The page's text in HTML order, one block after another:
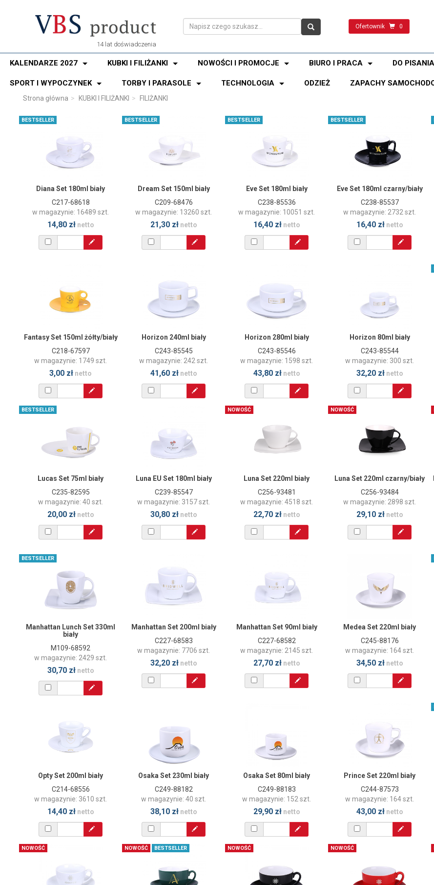
14 lat doświadczenia
Ofertownik 0
KALENDARZE 2027 KUBKI I FILIŻANKI NOWOŚCI I PROMOCJE BIURO I PRACA DO PISANIA
SPORT I WYPOCZYNEK TORBY I PARASOLE TECHNOLOGIA ODZIEŻ ZAPACHY
Strona główna KUBKI I FILIŻANKI FILIŻANKI
BESTSELLER
Diana Set 180ml biały
C217-68618
w magazynie: 16489 szt.
14,80 złnetto
BESTSELLER
Dream Set 150ml biały
C209-68476
w magazynie: 13260 szt.
21,30 złnetto
BESTSELLER
Eve Set 180ml biały
C238-85536
w magazynie: 10051 szt.
16,40 złnetto
BESTSELLER
Eve Set 180ml czarny/biały
C238-85537
w magazynie: 2732 szt.
16,40 złnetto
Fantasy Set 150ml żółty/biały
C218-67597
w magazynie: 1749 szt.
3,00 zł netto
Horizon 240ml biały
C243-85545
w magazynie: 242 szt.
41,60 złnetto
Horizon 280ml biały
C243-85546
w magazynie: 1598 szt.
43,80 złnetto
Horizon 80ml biały
C243-85544
w magazynie: 300 szt.
32,20 złnetto
BESTSELLER
Lucas Set 75ml biały
C235-82595
w magazynie: 40 szt.
20,00 złnetto
Luna EU Set 180ml biały
C239-85547
w magazynie: 3157 szt.
30,80 złnetto
NOWOŚĆ
Luna Set 220ml biały
C256-93481
w magazynie: 4518 szt.
22,70 złnetto
NOWOŚĆ
Luna Set 220ml czarny/biały
C256-93484
w magazynie: 2898 szt.
29,10 złnetto
BESTSELLER
Manhattan Lunch Set 330ml
biały
M109-68592
w magazynie: 2429 szt.
30,70 złnetto
Manhattan Set 200ml biały
C227-68583
w magazynie: 7706 szt.
32,20 złnetto
Manhattan Set 90ml biały
C227-68582
w magazynie: 2145 szt.
27,70 złnetto
Medea Set 220ml biały
C245-88176
w magazynie: 164 szt.
34,50 złnetto
Opty Set 200ml biały
C214-68556
w magazynie: 3610 szt.
14,40 złnetto
Osaka Set 230ml biały
C249-88182
w magazynie: 40 szt.
38,10 złnetto
Osaka Set 80ml biały
C249-88183
w magazynie: 152 szt.
29,90 złnetto
Prince Set 220ml biały
C244-87573
w magazynie: 164 szt.
43,00 złnetto
NOWOŚĆ NOWOŚĆ BESTSELLER NOWOŚĆ NOWOŚĆ